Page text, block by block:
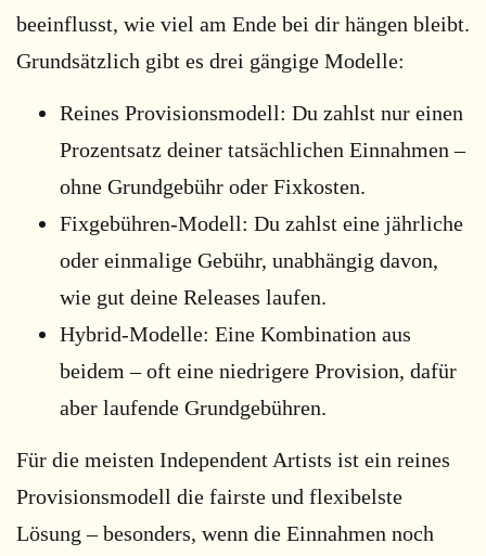
beeinflusst, wie viel am Ende bei dir hängen bleibt.
Grundsätzlich gibt es drei gängige Modelle:
Reines Provisionsmodell: Du zahlst nur einen
Prozentsatz deiner tatsächlichen Einnahmen –
ohne Grundgebühr oder Fixkosten.
Fixgebühren-Modell: Du zahlst eine jährliche
oder einmalige Gebühr, unabhängig davon,
wie gut deine Releases laufen.
Hybrid-Modelle: Eine Kombination aus
beidem – oft eine niedrigere Provision, dafür
aber laufende Grundgebühren.
Für die meisten Independent Artists ist ein reines
Provisionsmodell die fairste und flexibelste
Lösung – besonders, wenn die Einnahmen noch